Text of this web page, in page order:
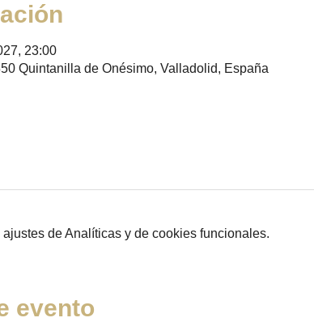
23:00
Quintanilla de Onésimo, Valladolid, España
de Analíticas y de cookies funcionales.
evento